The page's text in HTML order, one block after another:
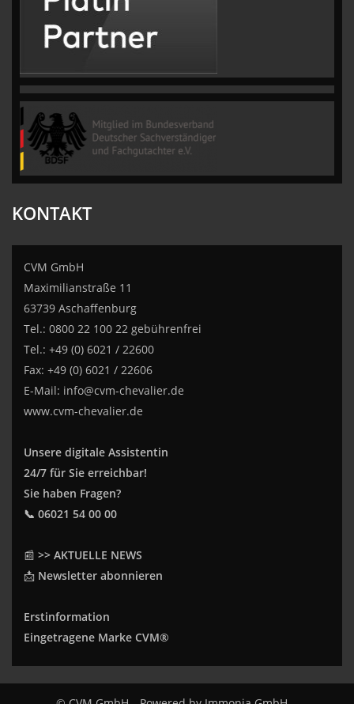
KONTAKT
CVM GmbH
Maximilianstraße 11
63739 Aschaffenburg
Tel.: 0800 22 100 22 gebührenfrei
Tel.: +49 (0) 6021 / 22600
Fax: +49 (0) 6021 / 22606
E-Mail: info@cvm-chevalier.de
www.cvm-chevalier.de
Unsere digitale Assistentin
24/7 für Sie erreichbar!
Sie haben Fragen?
📞 06021 54 00 00
📰 >> AKTUELLE NEWS
📩 Newsletter abonnieren
Erstinformation
Eingetragene Marke CVM®